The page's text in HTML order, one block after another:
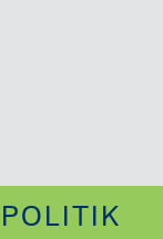
POLITIK